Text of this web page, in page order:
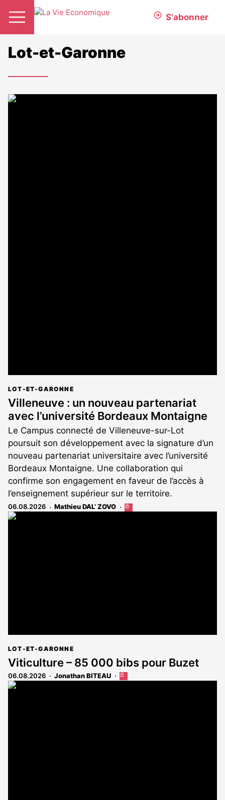
S'abonner
Lot-et-Garonne
LOT-ET-GARONNE
Villeneuve : un nouveau partenariat
avec l’université Bordeaux Montaigne
Le Campus connecté de Villeneuve-sur-Lot
poursuit son développement avec la signature d’un
nouveau partenariat universitaire avec l’université
Bordeaux Montaigne. Une collaboration qui
confirme son engagement en faveur de l’accès à
l’enseignement supérieur sur le territoire.
06.08.2026 Mathieu DAL’ ZOVO
Cet
LOT-ET-GARONNE
Viticulture – 85 000 bibs pour Buzet
06.08.2026 Jonathan BITEAU
Cet